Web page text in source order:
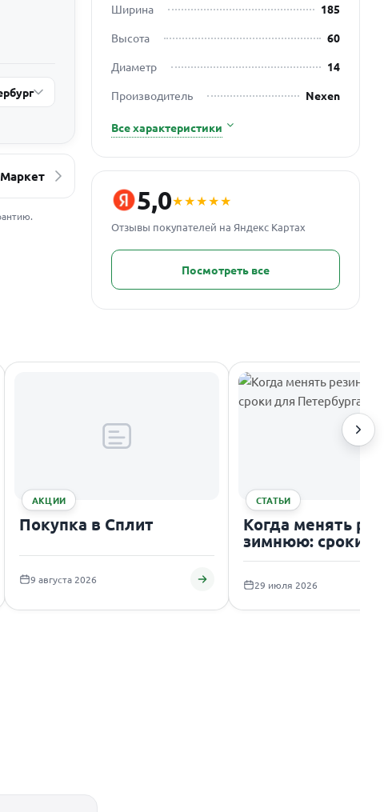
Ширина
185
Высота
60
Диаметр
14
Производитель
Nexen
Все характеристики
5,0★★★★★
Отзывы покупателей на Яндекс Картах
Посмотреть все
АКЦИИ
Покупка в Сплит
9 августа 2026
СТАТЬИ
Когда менять
зимнюю: сроки
Петербурга
29 июля 2026